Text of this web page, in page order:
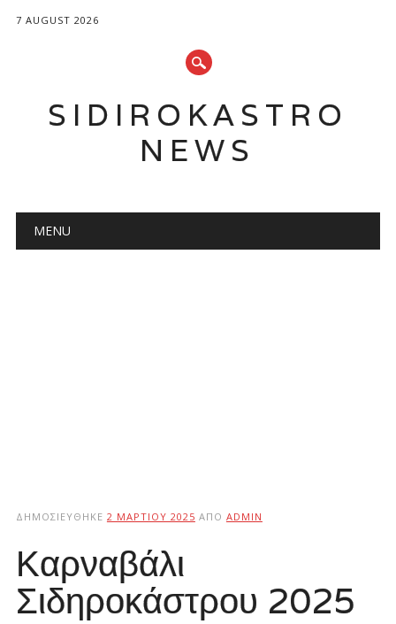
7 AUGUST 2026
SIDIROKASTRO
NEWS
Main menu
MENU
ΔΗΜΟΣΙΕΎΘΗΚΕ 2 ΜΑΡΤΊΟΥ 2025 ΑΠΌ ADMIN
Καρναβάλι
Σιδηροκάστρου 2025